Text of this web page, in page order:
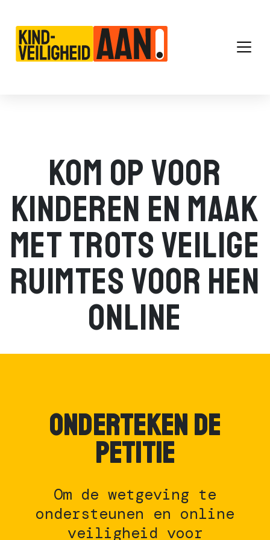
Main Navigation
Kom op voor
kinderen en maak
met trots veilige
ruimtes voor hen
online
ONDERTEKEN DE
PETITIE
Om de wetgeving te
ondersteunen en online
veiligheid voor